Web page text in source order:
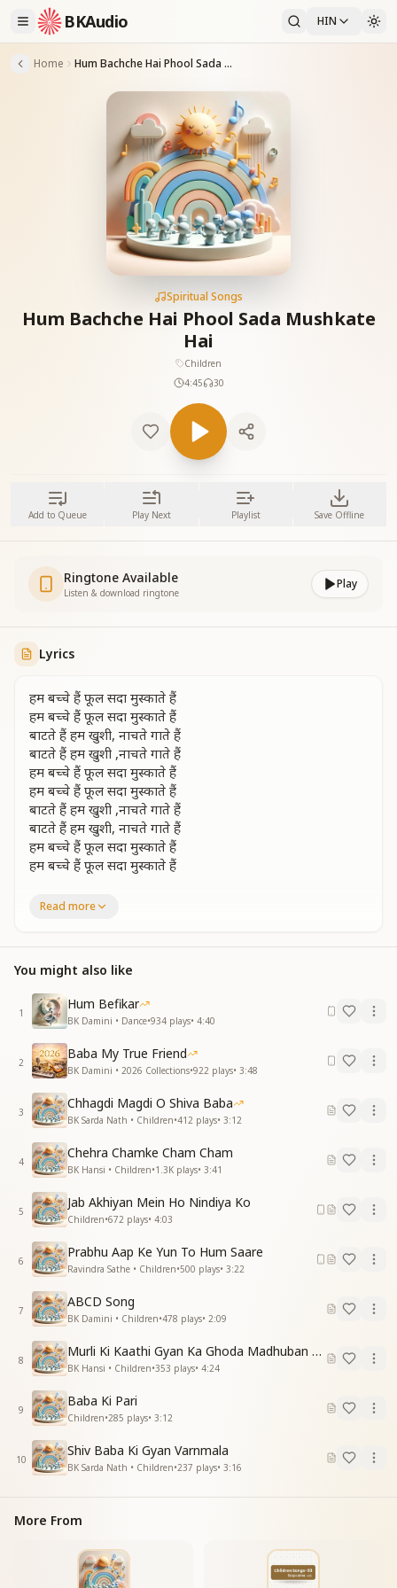
BKAudio HIN
Home Hum Bachche Hai Phool Sada Mushkate Hai
Spiritual Songs
Hum Bachche Hai Phool Sada Mushkate
Hai
Children
4:45
30
Add to Queue Play Next Playlist Save Offline
Ringtone Available
Listen & download ringtone
Play
Lyrics
हम बच्चे हैं फूल सदा मुस्काते हैं
हम बच्चे हैं फूल सदा मुस्काते हैं
बाटते हैं हम खुशी, नाचते गाते हैं
बाटते हैं हम खुशी ,नाचते गाते हैं
हम बच्चे हैं फूल सदा मुस्काते हैं
हम बच्चे हैं फूल सदा मुस्काते हैं
बाटते हैं हम खुशी ,नाचते गाते हैं
बाटते हैं हम खुशी, नाचते गाते हैं
हम बच्चे हैं फूल सदा मुस्काते हैं
हम बच्चे हैं फूल सदा मुस्काते हैं
इस धरती की सुख ,समृद्धि, शोभा के रखवाले
प्रभु प्यार में पलने वाले हम हैं रत्न निराले
इस धरती की सुख, समृद्धि, शोभा के रखवाले
आँखों से स्वर्णिम दुनिया दिखलाते हैं
आँखों से स्वर्णिम दुनिया दिखलाते हैं
बाटते हैं हम खुशी नाचते गाते हैं
बाटते हैं हम खुशी नाचते गाते हैं
हम बच्चे हैं फूल सदा मुस्काते हैं
हम बच्चे हैं फूल सदा मुस्काते हैं
आँखो से जो कहता है हम में से हर बच्चा है
जो दिल अपना सच्चा है सब कुछ लगता अच्छा है
आँखो से जो कहता है हम में से हर बच्चा है
जो दिल अपना सच्चा है सब कुछ लगता अच्छा है
जीवन का यह सच्चा राज सुनाते हैं
जीवन का यह सच्चा राज सुनाते हैं
बाटते हैं हम खुशी नाचते गाते हैं
बाटते हैं हम खुशी नाचते गाते हैं
हम बच्चे हैं फूल सदा मुस्काते हैं
हम बच्चे हैं फूल सदा मुस्काते हैं
बाटते हैं हम खुशी नाचते गाते हैं
बाटते हैं हम खुशी नाचते गाते हैं
हम बच्चे हैं फूल सदा मुस्काते हैं
हम बच्चे हैं फूल सदा मुस्काते हैं
Read more
You might also like
1
Hum Befikar
BK Damini • Dance•934 plays• 4:40
2
Baba My True Friend
BK Damini • 2026 Collections•922 plays• 3:48
3
Chhagdi Magdi O Shiva Baba
BK Sarda Nath • Children•412 plays• 3:12
4
Chehra Chamke Cham Cham
BK Hansi • Children•1.3K plays• 3:41
5
Jab Akhiyan Mein Ho Nindiya Ko
Children•672 plays• 4:03
6
Prabhu Aap Ke Yun To Hum Saare
Ravindra Sathe • Children•500 plays• 3:22
7
ABCD Song
BK Damini • Children•478 plays• 2:09
8
Murli Ki Kaathi Gyan Ka Ghoda Madhuban Tak Doda
BK Hansi • Children•353 plays• 4:24
9
Baba Ki Pari
Children•285 plays• 3:12
10
Shiv Baba Ki Gyan Varnmala
BK Sarda Nath • Children•237 plays• 3:16
More From